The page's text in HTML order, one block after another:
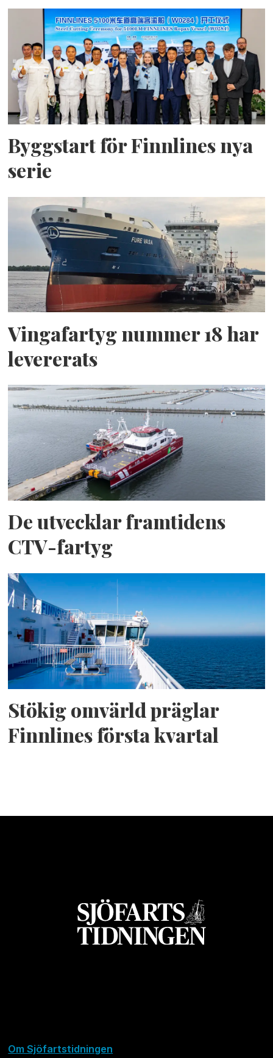
Byggstart för Finnlines nya
serie
Vingafartyg nummer 18 har
levererats
De utvecklar framtidens
CTV-fartyg
Stökig omvärld präglar
Finnlines första kvartal
Om Sjöfartstidningen